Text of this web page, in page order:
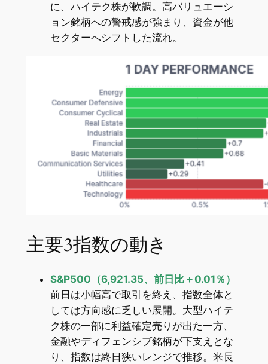
に、ハイテク株が軟調。高バリュエーシ
ョン銘柄への警戒感が強まり、資金が他
セクターへシフトした流れ。
主要3指数の動き
S&P500（6,921.35、前日比＋0.01％）
前日は小幅高で取引を終え、指数全体と
しては方向感に乏しい展開。大型ハイテ
ク株の一部に利益確定売りが出た一方、
金融やディフェンシブ銘柄が下支えとな
り、指数は終日狭いレンジで推移。米長